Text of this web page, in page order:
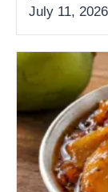
July 11, 2026